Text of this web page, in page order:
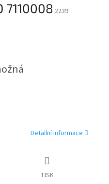
7110008 2239
Detailní informace
TISK